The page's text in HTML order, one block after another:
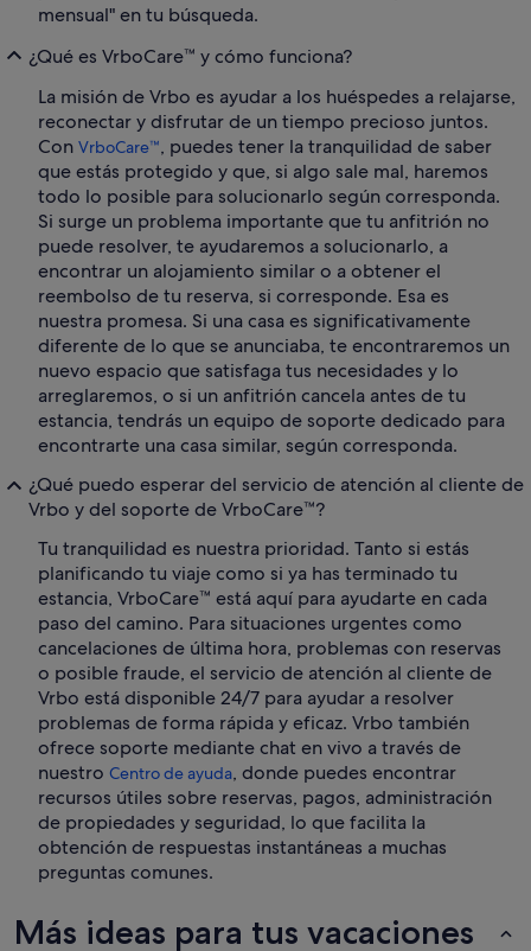
mensual" en tu búsqueda.
¿Qué es VrboCare™ y cómo funciona?
La misión de Vrbo es ayudar a los huéspedes a relajarse,
reconectar y disfrutar de un tiempo precioso juntos.
Con VrboCare™, puedes tener la tranquilidad de saber
que estás protegido y que, si algo sale mal, haremos
todo lo posible para solucionarlo según corresponda.
Si surge un problema importante que tu anfitrión no
puede resolver, te ayudaremos a solucionarlo, a
encontrar un alojamiento similar o a obtener el
reembolso de tu reserva, si corresponde. Esa es
nuestra promesa. Si una casa es significativamente
diferente de lo que se anunciaba, te encontraremos un
nuevo espacio que satisfaga tus necesidades y lo
arreglaremos, o si un anfitrión cancela antes de tu
estancia, tendrás un equipo de soporte dedicado para
encontrarte una casa similar, según corresponda.
¿Qué puedo esperar del servicio de atención al cliente de
Vrbo y del soporte de VrboCare™?
Tu tranquilidad es nuestra prioridad. Tanto si estás
planificando tu viaje como si ya has terminado tu
estancia, VrboCare™ está aquí para ayudarte en cada
paso del camino. Para situaciones urgentes como
cancelaciones de última hora, problemas con reservas
o posible fraude, el servicio de atención al cliente de
Vrbo está disponible 24/7 para ayudar a resolver
problemas de forma rápida y eficaz. Vrbo también
ofrece soporte mediante chat en vivo a través de
nuestro Centro de ayuda, donde puedes encontrar
recursos útiles sobre reservas, pagos, administración
de propiedades y seguridad, lo que facilita la
obtención de respuestas instantáneas a muchas
preguntas comunes.
Más ideas para tus vacaciones